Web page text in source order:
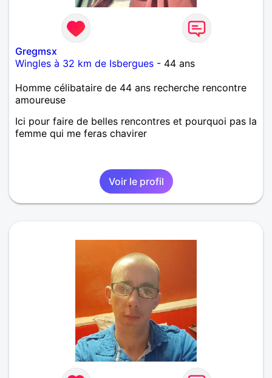
Gregmsx
Wingles à 32 km de Isbergues - 44 ans
Homme célibataire de 44 ans recherche rencontre
amoureuse
Ici pour faire de belles rencontres et pourquoi pas la
femme qui me feras chavirer
Voir le profil